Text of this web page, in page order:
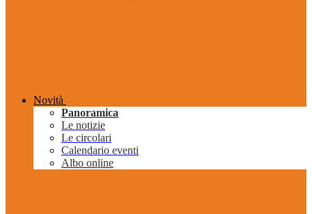
Novità
Panoramica
Le notizie
Le circolari
Calendario eventi
Albo online